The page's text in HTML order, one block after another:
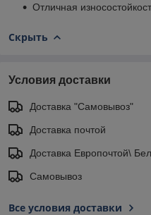
Отличная
Скрыть
Условия доставки
Доставка "Самовывоз"
Доставка почтой
Доставка Европочтой\
Самовывоз
Все условия доставки